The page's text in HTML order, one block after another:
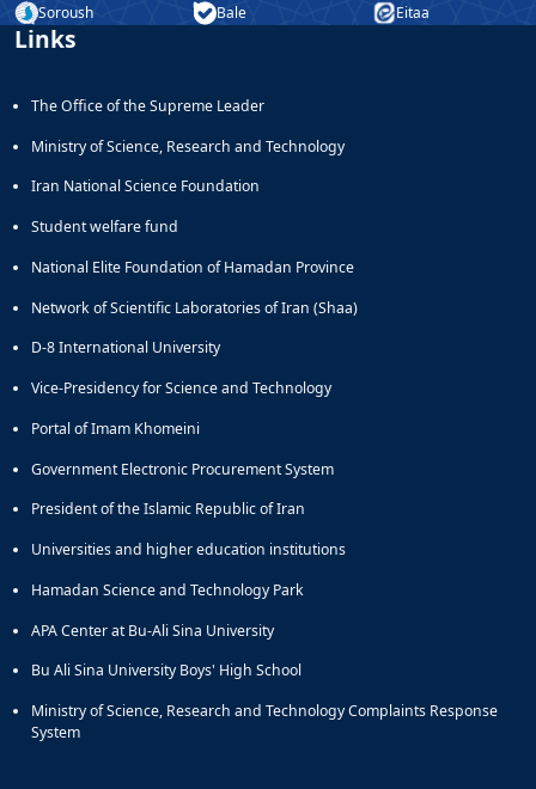
Soroush Bale Eitaa
Links
The Office of the Supreme Leader
Ministry of Science, Research and Technology
Iran National Science Foundation
Student welfare fund
National Elite Foundation of Hamadan Province
Network of Scientific Laboratories of Iran (Shaa)
D-8 International University
Vice-Presidency for Science and Technology
Portal of Imam Khomeini
Government Electronic Procurement System
President of the Islamic Republic of Iran
Universities and higher education institutions
Hamadan Science and Technology Park
APA Center at Bu-Ali Sina University
Bu Ali Sina University Boys' High School
Ministry of Science, Research and Technology Complaints Response
System